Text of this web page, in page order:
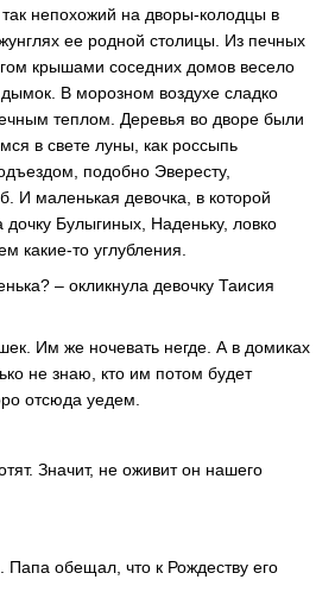
непохожий на дворы-колодцы в
ее родной столицы. Из печных
крышами соседних домов весело
В морозном воздухе сладко
теплом. Деревья во дворе были
в свете луны, как россыпь
подобно Эвересту,
И маленькая девочка, в которой
Булыгиных, Наденьку, ловко
какие-то углубления.
– окликнула девочку Таисия
Им же ночевать негде. А в домиках
не знаю, кто им потом будет
отсюда уедем.
Значит, не оживит он нашего
обещал, что к Рождеству его